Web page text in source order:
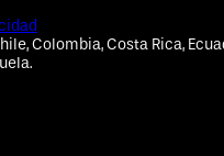
Colombia, Costa Rica,